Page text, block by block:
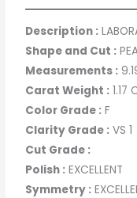
Description :
Shape and Cut :
Measurements :
Carat Weight : 1.17
Color Grade : F
Clarity Grade : VS 1
Cut Grade :
Polish : EXCELLENT
Symmetry :